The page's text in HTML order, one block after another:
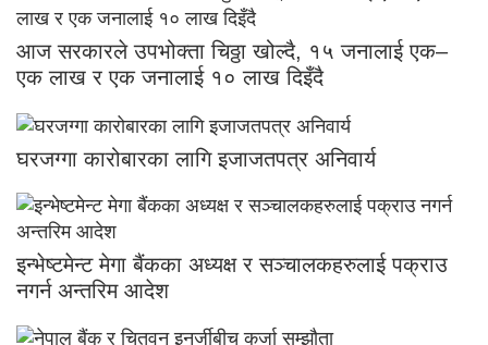
आज सरकारले उपभोक्ता चिठ्ठा खोल्दै, १५ जनालाई एक–
एक लाख र एक जनालाई १० लाख दिइँदै
घरजग्गा कारोबारका लागि इजाजतपत्र अनिवार्य
इन्भेष्टमेन्ट मेगा बैंकका अध्यक्ष र सञ्चालकहरुलाई पक्राउ
नगर्न अन्तरिम आदेश